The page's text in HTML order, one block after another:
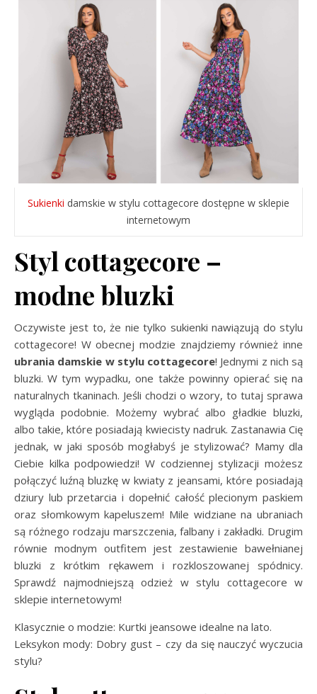
Sukienki damskie w stylu cottagecore dostępne w sklepie
internetowym
Styl cottagecore –
modne bluzki
Oczywiste jest to, że nie tylko sukienki nawiązują do stylu
cottagecore! W obecnej modzie znajdziemy również inne
ubrania damskie w stylu cottagecore! Jednymi z nich są
bluzki. W tym wypadku, one także powinny opierać się na
naturalnych tkaninach. Jeśli chodzi o wzory, to tutaj sprawa
wygląda podobnie. Możemy wybrać albo gładkie bluzki,
albo takie, które posiadają kwiecisty nadruk. Zastanawia Cię
jednak, w jaki sposób mogłabyś je stylizować? Mamy dla
Ciebie kilka podpowiedzi! W codziennej stylizacji możesz
połączyć luźną bluzkę w kwiaty z jeansami, które posiadają
dziury lub przetarcia i dopełnić całość plecionym paskiem
oraz słomkowym kapeluszem! Mile widziane na ubraniach
są różnego rodzaju marszczenia, falbany i zakładki. Drugim
równie modnym outfitem jest zestawienie bawełnianej
bluzki z krótkim rękawem i rozkloszowanej spódnicy.
Sprawdź najmodniejszą odzież w stylu cottagecore w
sklepie internetowym!
Klasycznie o modzie: Kurtki jeansowe idealne na lato.
Leksykon mody: Dobry gust – czy da się nauczyć wyczucia
stylu?